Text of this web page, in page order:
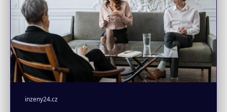
inzeny24.cz